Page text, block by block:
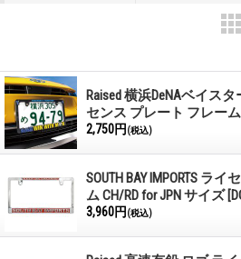
Raised 横浜DeNAベイスタ
センス プレート フレーム
2,750円 (税込)
SOUTH BAY IMPORTS ラ
ム CH/RD for JPN サイズ
3,960円 (税込)